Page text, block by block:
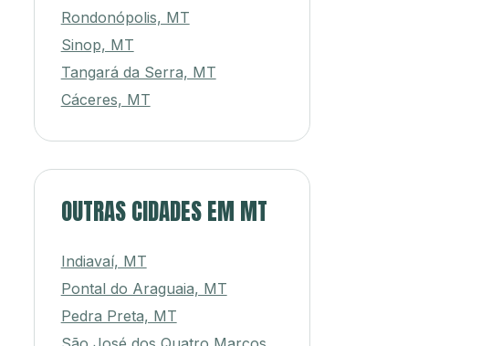
Rondonópolis, MT
Sinop, MT
Tangará da Serra, MT
Cáceres, MT
OUTRAS CIDADES EM MT
Indiavaí, MT
Pontal do Araguaia, MT
Pedra Preta, MT